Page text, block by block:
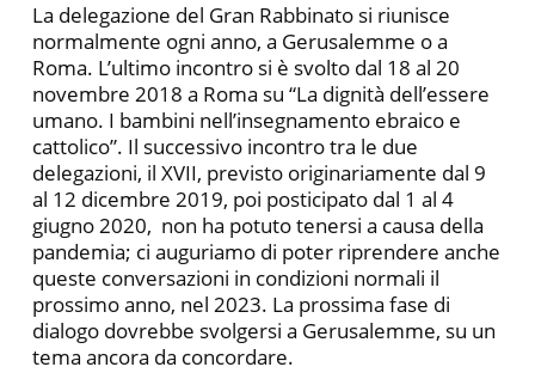
La delegazione del Gran Rabbinato si riunisce
normalmente ogni anno, a Gerusalemme o a
Roma. L’ultimo incontro si è svolto dal 18 al 20
novembre 2018 a Roma su “La dignità dell’essere
umano. I bambini nell’insegnamento ebraico e
cattolico”. Il successivo incontro tra le due
delegazioni, il XVII, previsto originariamente dal 9
al 12 dicembre 2019, poi posticipato dal 1 al 4
giugno 2020, non ha potuto tenersi a causa della
pandemia; ci auguriamo di poter riprendere anche
queste conversazioni in condizioni normali il
prossimo anno, nel 2023. La prossima fase di
dialogo dovrebbe svolgersi a Gerusalemme, su un
tema ancora da concordare.